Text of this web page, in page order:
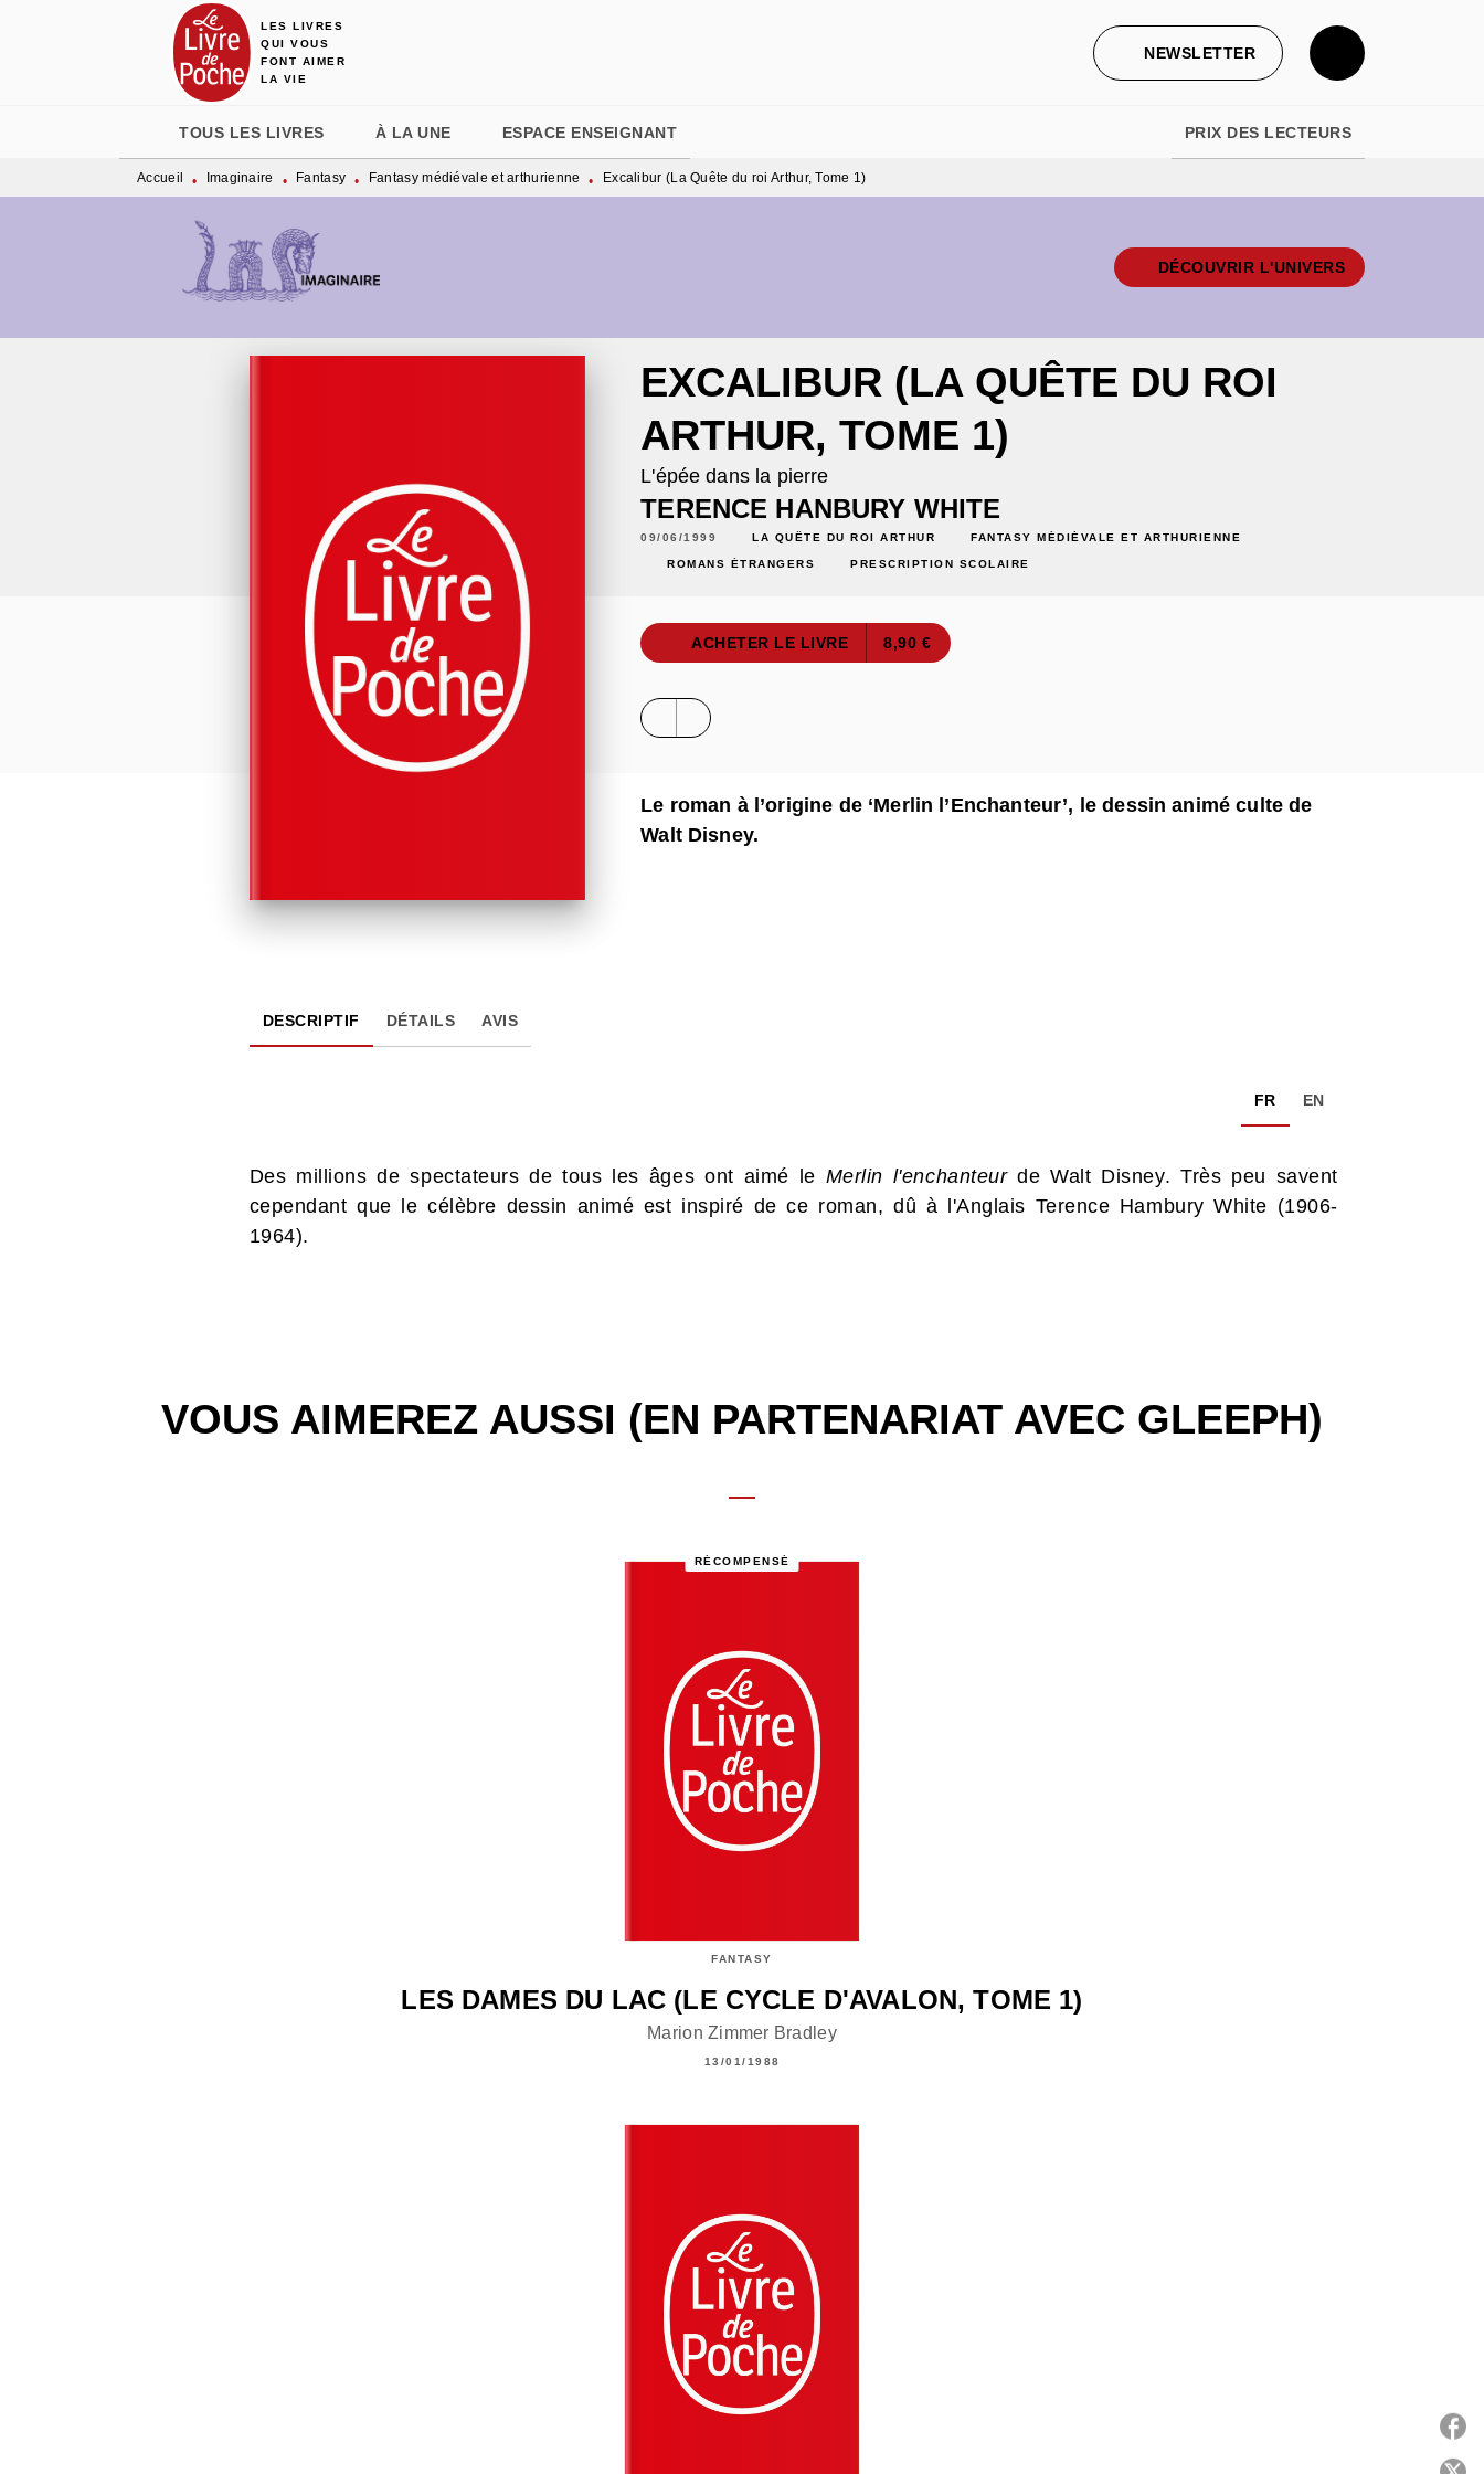
MENU RECHERCHE
LES LIVRES
QUI VOUS
FONT AIMER
LA VIE
NEWSLETTER
TOUS LES LIVRES À LA UNE ESPACE ENSEIGNANT PRIX DES LECTEURS
Accueil • Imaginaire • Fantasy • Fantasy médiévale et arthurienne • Excalibur (La Quête du roi Arthur, Tome 1)
DÉCOUVRIR L'UNIVERS
EXCALIBUR (LA QUÊTE DU ROI
ARTHUR, TOME 1)
L'épée dans la pierre
TERENCE HANBURY WHITE
09/06/1999 LA QUÊTE DU ROI ARTHUR FANTASY MÉDIÉVALE ET ARTHURIENNE
ROMANS ÉTRANGERS PRESCRIPTION SCOLAIRE
ACHETER LE LIVRE 8,90 €
Le roman à l’origine de ‘Merlin l’Enchanteur’, le dessin animé culte de
Walt Disney.
DESCRIPTIF DÉTAILS AVIS
FR EN
Des millions de spectateurs de tous les âges ont aimé le Merlin l'enchanteurde Walt Disney. Très peu savent
cependant que le célèbre dessin animé est inspiré de ce roman, dû à l'Anglais Terence Hambury White (1906-
1964).
VOUS AIMEREZ AUSSI (EN PARTENARIAT AVEC GLEEPH)
RÉCOMPENSÉ
FANTASY
LES DAMES DU LAC (LE CYCLE D'AVALON, TOME 1)
Marion Zimmer Bradley
13/01/1988